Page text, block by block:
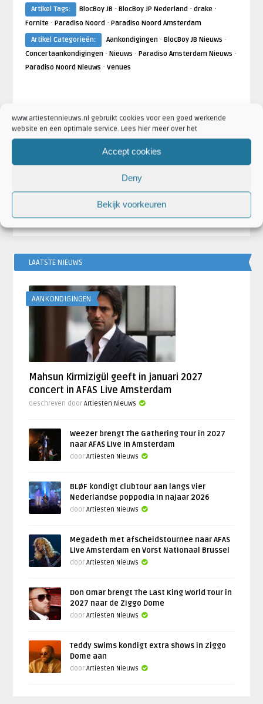
www.artiestennieuws.nl gebruikt cookies voor een goed werkende
website en een optimale service. Lees hier meer over het
Accept cookies
Deny
Bekijk voorkeuren
Artikel Tags: BlocBoy JB · BlocBoy JP Nederland· drake·
Fornite· Paradiso Noord· Paradiso Noord Amsterdam
Artikel Categorieën:
Aankondigingen· BlocBoy JB Nieuws ·
Concertaankondigingen· Nieuws · Paradiso Amsterdam Nieuws ·
Paradiso Noord Nieuws · Venues
AANKONDIGINGEN
Robin de Roode
Drake komt in januari met nieuw
ARTIESTEN
Kantoor
LAATSTE NIEUWS
AANKONDIGINGEN
Mahsun Kirmizigül geeft in januari 2027
concert in AFAS Live Amsterdam
Geschreven doorArtiesten Nieuws
Weezer brengt The Gathering Tour in 2027
naar AFAS Live in Amsterdam
doorArtiesten Nieuws
BLØF kondigt clubtour aan langs vier
Nederlandse poppodia in najaar 2026
doorArtiesten Nieuws
Megadeth met afscheidstournee naar AFAS
Live Amsterdam en Vorst Nationaal Brussel
doorArtiesten Nieuws
Don Omar brengt The Last King World Tour in
2027 naar de Ziggo Dome
doorArtiesten Nieuws
Teddy Swims kondigt extra shows in Ziggo
Dome aan
doorArtiesten Nieuws